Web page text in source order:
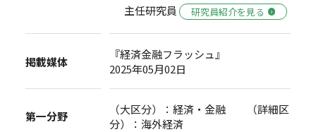
主任研究員
研究員紹介を見る
掲載媒体
『経済金融フラッシュ』
2025年05月02日
第一分野
（大区分）：経済・金融 （詳細区
分）：海外経済